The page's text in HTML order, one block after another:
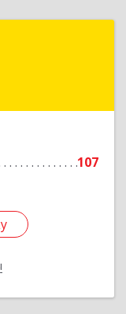
107
р-н,